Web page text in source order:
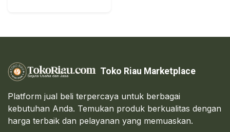
Toko Riau Marketplace
Platform jual beli terpercaya untuk berbagai
kebutuhan Anda. Temukan produk berkualitas dengan
harga terbaik dan pelayanan yang memuaskan.